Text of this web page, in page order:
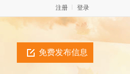
登录
注册
免费发布信息